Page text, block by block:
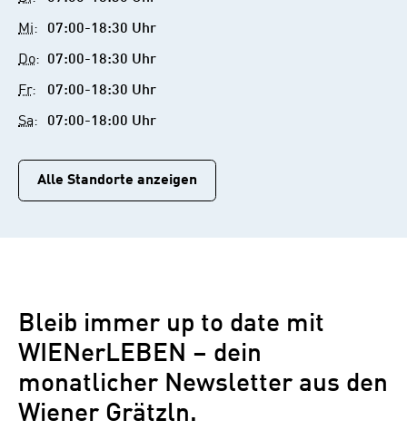
Mi: 07:00-18:30 Uhr
Do: 07:00-18:30 Uhr
Fr: 07:00-18:30 Uhr
Sa: 07:00-18:00 Uhr
Alle Standorte anzeigen
Bleib immer up to date mit
WIENerLEBEN – dein
monatlicher Newsletter aus den
Wiener Grätzln.